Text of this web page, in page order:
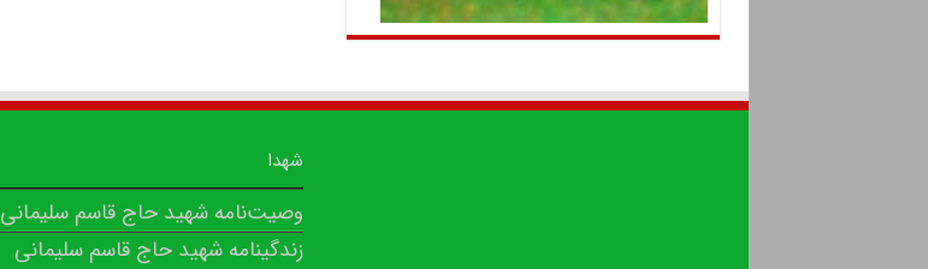
شهدا
وصیت‌نامه شهید حاج قاسم سلیمانی
زندگینامه شهید حاج قاسم سلیمانی